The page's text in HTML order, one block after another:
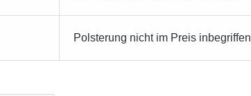
Polsterung nicht im Preis inbegriffen